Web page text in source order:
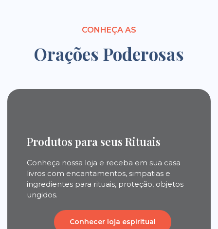
CONHEÇA AS
Orações Poderosas
Produtos para seus Rituais
Conheça nossa loja e receba em sua casa
livros com encantamentos, simpatias e
ingredientes para rituais, proteção, objetos
ungidos.
Conhecer loja espiritual